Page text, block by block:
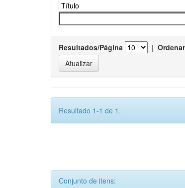
Resultados/Página |
Resultado 1-1 de 1.
Conjunto de itens: